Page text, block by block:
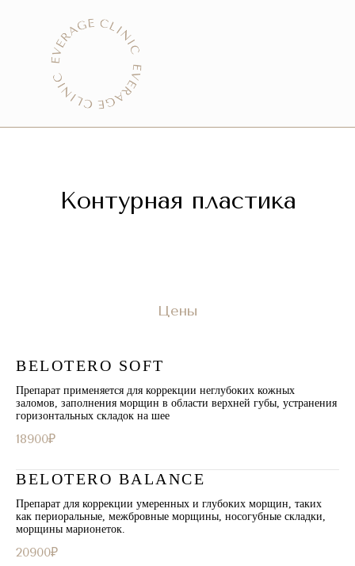
Контурная пластика
Цены
BELOTERO SOFT
Препарат применяется для коррекции неглубоких кожных
заломов, заполнения морщин в области верхней губы, устранения
горизонтальных складок на шее
18900₽
BELOTERO BALANCE
Препарат для коррекции умеренных и глубоких морщин, таких
как периоральные, межбровные морщины, носогубные складки,
морщины марионеток.
20900₽